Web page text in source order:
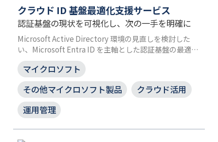
クラウド ID 基盤最適化支援サービス
認証基盤の現状を可視化し、次の一手を明確に
Microsoft Active Directory 環境の見直しを検討した
い、Microsoft Entra ID を主軸とした認証基盤の最適化
を検討したいがどこから着手すべきか分からないお客さ
まへ、現在の認証基盤環境を JBS の専門エンジニアが
お客さまの意思決定を支援します
マイクロソフト
その他マイクロソフト製品
クラウド活用
運用管理